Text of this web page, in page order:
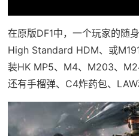
在原版DF1中，一个玩家的随
High Standard HDM、或
装HK MP5、M4、M203、
还有手榴弹、C4炸药包、LAW